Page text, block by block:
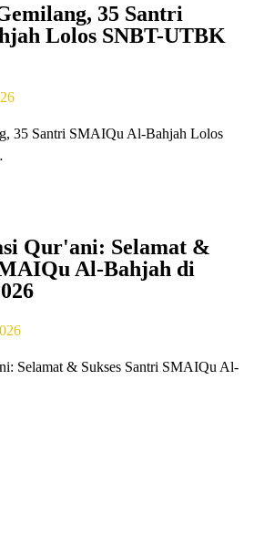
35 Santri
Lolos SNBT-UTBK
35 Santri SMAIQu Al-Bahjah Lolos
Qur'ani: Selamat &
Al-Bahjah di
Selamat & Sukses Santri SMAIQu Al-